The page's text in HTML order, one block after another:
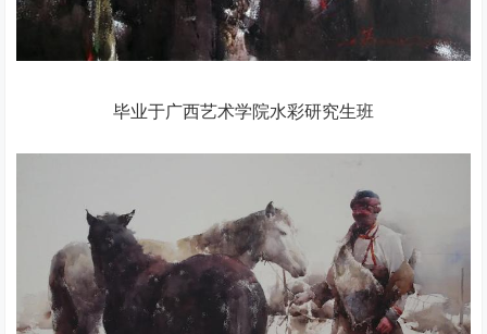
毕业于广西艺术学院水彩研究生班